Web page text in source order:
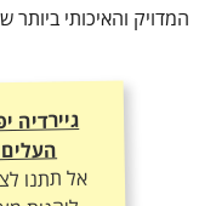
המדויק והאיכותי
גיירדיה
אל תתנו
ליהנות
ועלוקה